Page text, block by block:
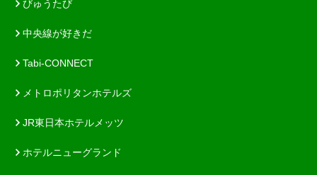
びゅうたび
中央線が好きだ
Tabi-CONNECT
メトロポリタンホテルズ
JR東日本ホテルメッツ
ホテルニューグランド